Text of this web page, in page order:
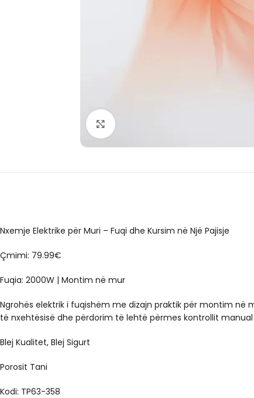
Nxemje Elektrike për Muri – Fuqi dhe Kursim në Një Pajisje
Çmimi: 79.99€
Fuqia: 2000W | Montim në mur
Ngrohës elektrik i fuqishëm me dizajn praktik për montim
të nxehtësisë dhe përdorim të lehtë përmes kontrollit
Blej Kualitet, Blej Sigurt
Porosit Tani
Kodi: TP63-358